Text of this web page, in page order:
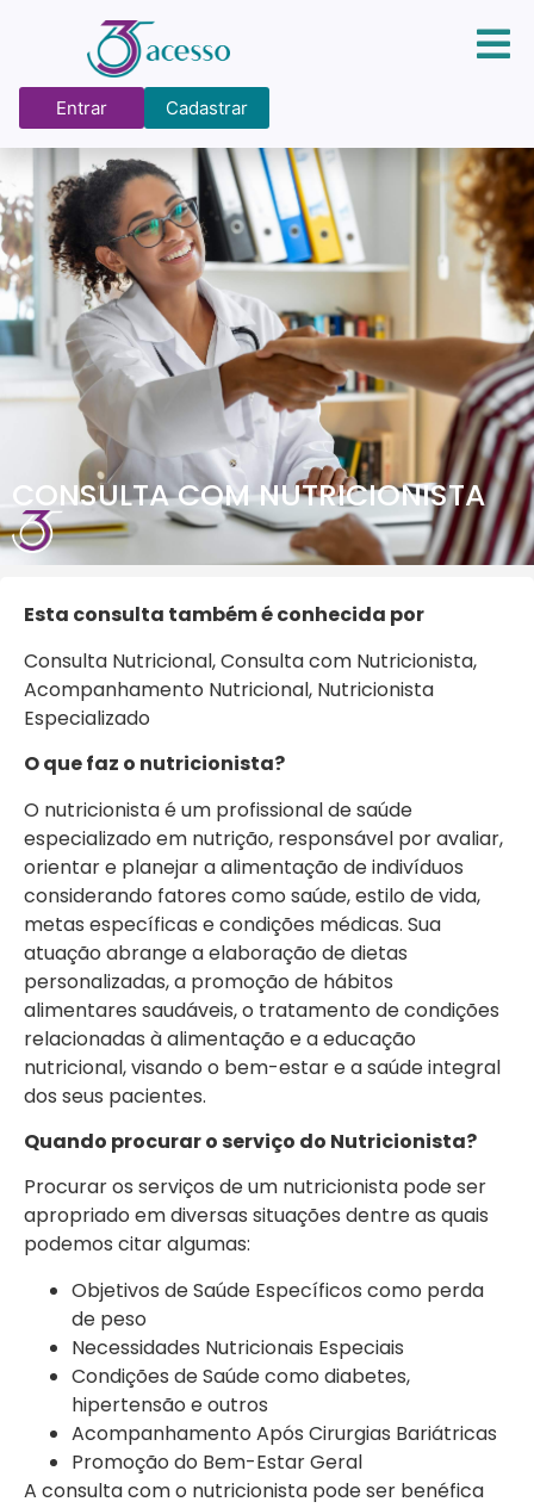
Entrar Cadastrar
CONSULTA COM NUTRICIONISTA
Esta consulta também é conhecida por
Consulta Nutricional, Consulta com Nutricionista,
Acompanhamento Nutricional, Nutricionista
Especializado
O que faz o nutricionista?
O nutricionista é um profissional de saúde
especializado em nutrição, responsável por avaliar,
orientar e planejar a alimentação de indivíduos
considerando fatores como saúde, estilo de vida,
metas específicas e condições médicas. Sua
atuação abrange a elaboração de dietas
personalizadas, a promoção de hábitos
alimentares saudáveis, o tratamento de condições
relacionadas à alimentação e a educação
nutricional, visando o bem-estar e a saúde integral
dos seus pacientes.
Quando procurar o serviço do Nutricionista?
Procurar os serviços de um nutricionista pode ser
apropriado em diversas situações dentre as quais
podemos citar algumas:
Objetivos de Saúde Específicos como perda
de peso
Necessidades Nutricionais Especiais
Condições de Saúde como diabetes,
hipertensão e outros
Acompanhamento Após Cirurgias Bariátricas
Promoção do Bem-Estar Geral
A consulta com o nutricionista pode ser benéfica